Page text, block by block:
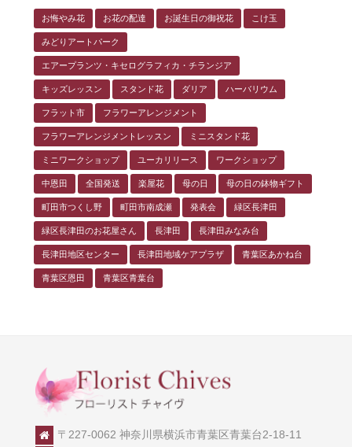
お悔やみ花 お花の配達 お誕生日の御祝花 こけ玉
みどりアートパーク
エアープランツ・キセログラフィカ・チランジア
キッズレッスン スタンド花 ダリア ハーバリウム
フラット市 フラワーアレンジメント
フラワーアレンジメントレッスン ミニスタンド花
ミニワークショップ ユーカリリース ワークショップ
中恩田 全国発送 楽屋花 母の日 母の日の鉢物ギフト
町田市つくし野 町田市南成瀬 発表会 緑区長津田
緑区長津田のお花屋さん 長津田 長津田みなみ台
長津田地区センター 長津田地域ケアプラザ 青葉区あかね台
青葉区恩田 青葉区青葉台
〒227-0062 神奈川県横浜市青葉区青葉台2-18-11